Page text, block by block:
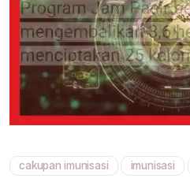
cakupan imunisasi imunisasi